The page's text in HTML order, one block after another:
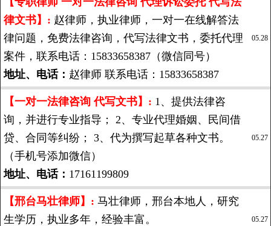
律文书】: 赵律师，执业律师，一对一在线解答法
律问题，免费法律咨询，代写法律文书，委托代理
案件，联系电话：15833658387（微信同号）
地址、电话： 赵律师 联系电话：15833658387
05.28
【一对一法律咨询 代写文书】: 1、提供法律咨
询，并进行专业指导； 2、专业代理婚姻、民间借
贷、合同等纠纷； 3、代为撰写起草各种文书。
（手机号添加微信）
地址、电话： 17161199809
05.27
【邢台马壮律师】: 马壮律师，邢台本地人，研究
生学历，执业多年，经验丰富。
05.27